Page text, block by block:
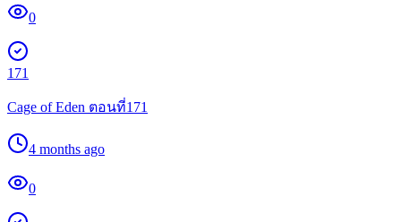
0
171
Cage of Eden ตอนที่171
4 months ago
0